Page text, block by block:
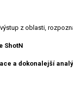
z oblasti,
ShotN
a dokonalejší